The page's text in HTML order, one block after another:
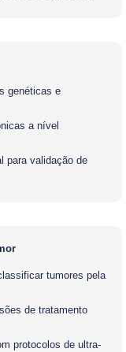
genéticas e
a nível
para validação de
tumores pela
de tratamento
protocolos de ultra-